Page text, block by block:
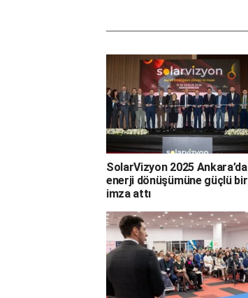
SolarVizyon 2025 Ankara’da
enerji dönüşümüne güçlü bir
imza attı